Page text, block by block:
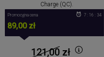
Charge (QC).
Promocyjna cena
89,00 zł
7 : 16 : 34
121,00zł